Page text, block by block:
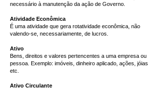
necessário à manutenção da ação de Governo.
Atividade Econômica
É uma atividade que gera rotatividade econômica, não
valendo-se, necessariamente, de lucros.
Ativo
Bens, direitos e valores pertencentes a uma empresa ou
pessoa. Exemplo: imóveis, dinheiro aplicado, ações, jóias
etc.
Ativo Circulante